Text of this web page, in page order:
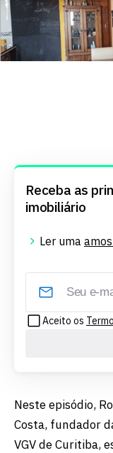
Receba as
imobiliário
Ler uma
Aceito os
Neste episódio,
Costa, fundador
VGV de Curitiba,